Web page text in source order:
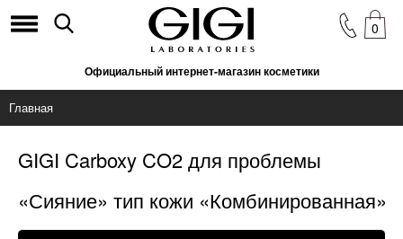
Официальный интернет-магазин косметики
0
Главная
GIGI Carboxy CO2 для проблемы
«Сияние» тип кожи «Комбинированная»